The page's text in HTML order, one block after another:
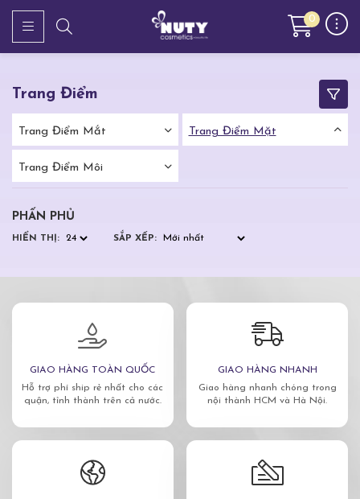
0
Trang Điểm
Trang Điểm Mắt Trang Điểm Mặt
Trang Điểm Môi
PHẤN PHỦ
HIỂN THỊ: SẮP XẾP:
GIAO HÀNG TOÀN QUỐC
Hỗ trợ phí ship rẻ nhất cho các
quận, tỉnh thành trên cả nước.
GIAO HÀNG NHANH
Giao hàng nhanh chóng trong
nội thành HCM và Hà Nội.